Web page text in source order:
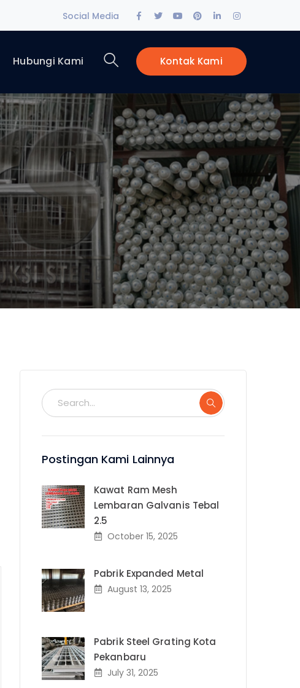
Social Media
Facebook
Profile
Twitter
Profile
Youtube
Profile
Pinterest
Profile
LinkedIn
Profile
Instagram
Profile
Kontak Kami
Hubungi Kami
Postingan Kami Lainnya
Kawat Ram Mesh
Lembaran Galvanis Tebal
2.5
October 15, 2025
Pabrik Expanded Metal
August 13, 2025
Pabrik Steel Grating Kota
Pekanbaru
July 31, 2025